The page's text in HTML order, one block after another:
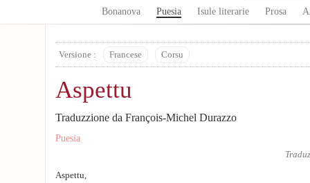
Bonanova Puesia Isule literarie Prosa
Versione : Francese Corsu
Aspettu
Traduzzione da François-Michel Durazzo
Puesia
Aspettu,